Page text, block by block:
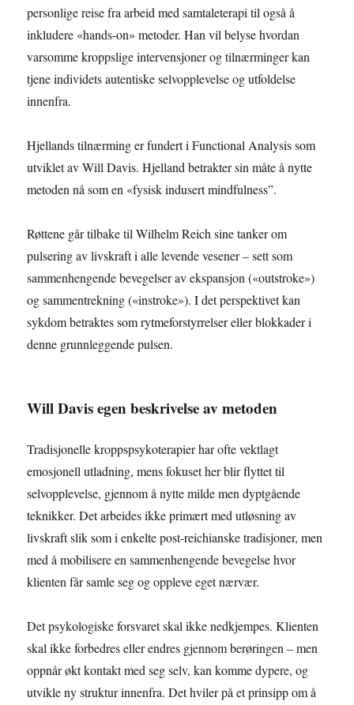
personlige reise fra arbeid med samtaleterapi til også å
inkludere «hands-on» metoder. Han vil belyse hvordan
varsomme kroppslige intervensjoner og tilnærminger kan
tjene individets autentiske selvopplevelse og utfoldelse
innenfra.
Hjellands tilnærming er fundert i Functional Analysis som
utviklet av Will Davis. Hjelland betrakter sin måte å nytte
metoden nå som en «fysisk indusert mindfulness”.
Røttene går tilbake til Wilhelm Reich sine tanker om
pulsering av livskraft i alle levende vesener – sett som
sammenhengende bevegelser av ekspansjon («outstroke»)
og sammentrekning («instroke»). I det perspektivet kan
sykdom betraktes som rytmeforstyrrelser eller blokkader i
denne grunnleggende pulsen.
Will Davis egen beskrivelse av metoden
Tradisjonelle kroppspsykoterapier har ofte vektlagt
emosjonell utladning, mens fokuset her blir flyttet til
selvopplevelse, gjennom å nytte milde men dyptgående
teknikker. Det arbeides ikke primært med utløsning av
livskraft slik som i enkelte post-reichianske tradisjoner, men
med å mobilisere en sammenhengende bevegelse hvor
klienten får samle seg og oppleve eget nærvær.
Det psykologiske forsvaret skal ikke nedkjempes. Klienten
skal ikke forbedres eller endres gjennom berøringen – men
oppnår økt kontakt med seg selv, kan komme dypere, og
utvikle ny struktur innenfra. Det hviler på et prinsipp om å